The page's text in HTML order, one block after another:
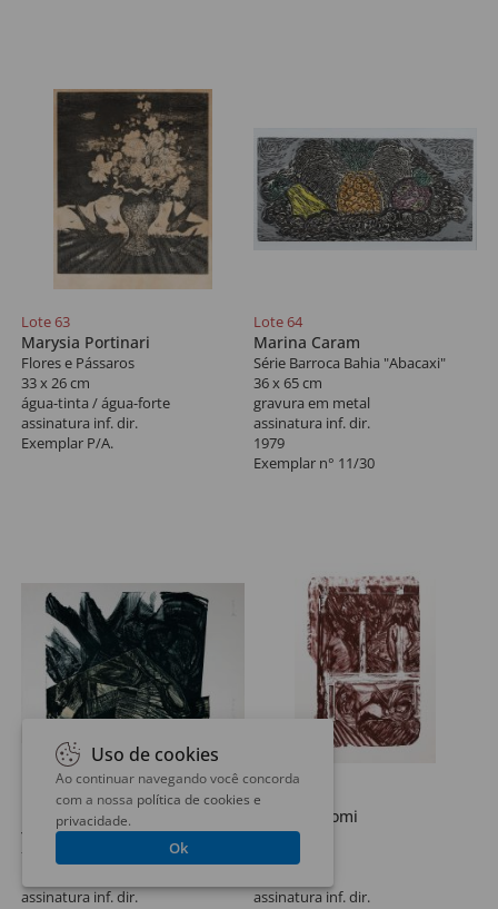
Lote 63
Marysia Portinari
Flores e Pássaros
33 x 26 cm
água-tinta / água-forte
assinatura inf. dir.
Exemplar P/A.
Lote 64
Marina Caram
Série Barroca Bahia "Abacaxi"
36 x 65 cm
gravura em metal
assinatura inf. dir.
1979
Exemplar n° 11/30
Lote 65
Maria Bonomi
Ymagos
70 x 50 cm
assinatura inf. dir.
Lote 66
Maria Bonomi
Odaliscas
70 x 50 cm
assinatura inf. dir.
Uso de cookies
Ao continuar navegando você concorda
com a nossa política de cookies e
privacidade.
Ok